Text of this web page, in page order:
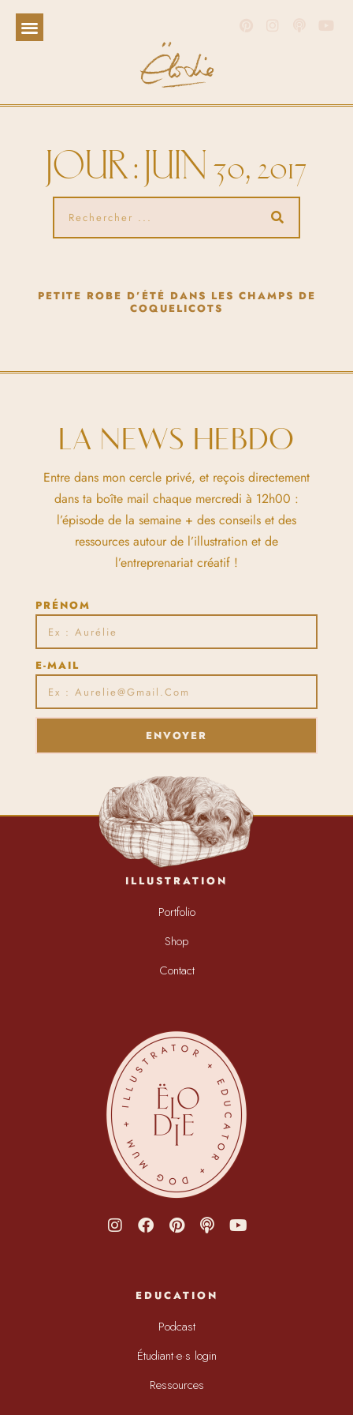
JOUR : JUIN 30, 2017
PETITE ROBE D’ÉTÉ DANS LES CHAMPS DE
COQUELICOTS
LA NEWS HEBDO
Entre dans mon cercle privé, et reçois directement
dans ta boîte mail chaque mercredi à 12h00 :
l’épisode de la semaine + des conseils et des
ressources autour de l’illustration et de
l’entreprenariat créatif !
PRÉNOM
E-MAIL
ENVOYER
ILLUSTRATION
Portfolio
Shop
Contact
EDUCATION
Podcast
Étudiant·e·s login
Ressources